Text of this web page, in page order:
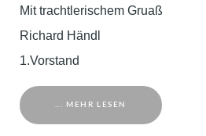
Mit trachtlerischem Gruaß
Richard Händl
1.Vorstand
... MEHR LESEN